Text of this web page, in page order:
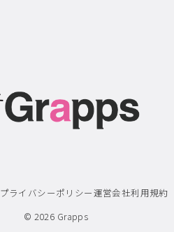
プライバシーポリシー運営会社利用規約
© 2026 Grapps